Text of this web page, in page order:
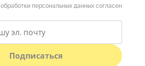
обработки персональных данных согласен
Подписаться